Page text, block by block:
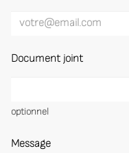
Document joint
optionnel
Message